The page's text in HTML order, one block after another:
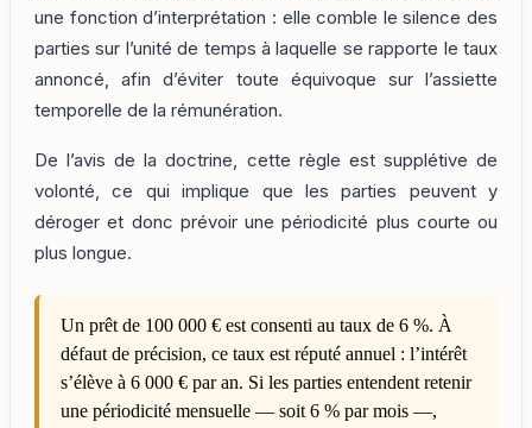
une fonction d’interprétation : elle comble le silence des
parties sur l’unité de temps à laquelle se rapporte le taux
annoncé, afin d’éviter toute équivoque sur l’assiette
temporelle de la rémunération.
De l’avis de la doctrine, cette règle est supplétive de
volonté, ce qui implique que les parties peuvent y
déroger et donc prévoir une périodicité plus courte ou
plus longue.
Un prêt de 100 000 € est consenti au taux de 6 %. À
défaut de précision, ce taux est réputé annuel : l’intérêt
s’élève à 6 000 € par an. Si les parties entendent retenir
une périodicité mensuelle — soit 6 % par mois —,